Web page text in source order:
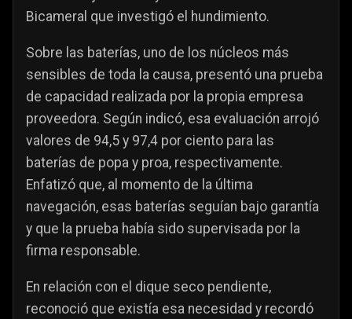
Bicameral que investigó el hundimiento.
Sobre las baterías, uno de los núcleos más
sensibles de toda la causa, presentó una prueba
de capacidad realizada por la propia empresa
proveedora. Según indicó, esa evaluación arrojó
valores de 94,5 y 97,4 por ciento para las
baterías de popa y proa, respectivamente.
Enfatizó que, al momento de la última
navegación, esas baterías seguían bajo garantía
y que la prueba había sido supervisada por la
firma responsable.
En relación con el dique seco pendiente,
reconoció que existía esa necesidad y recordó